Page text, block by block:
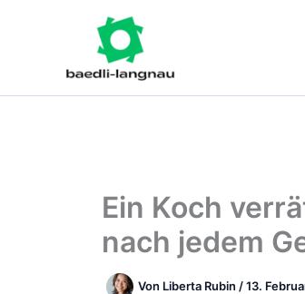
Ein Koch
nach jedem
Von Liberta Rubin /13.